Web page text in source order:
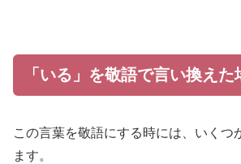
「いる」を敬語で言い換え
この言葉を敬語にする時には、いくつ
ます。